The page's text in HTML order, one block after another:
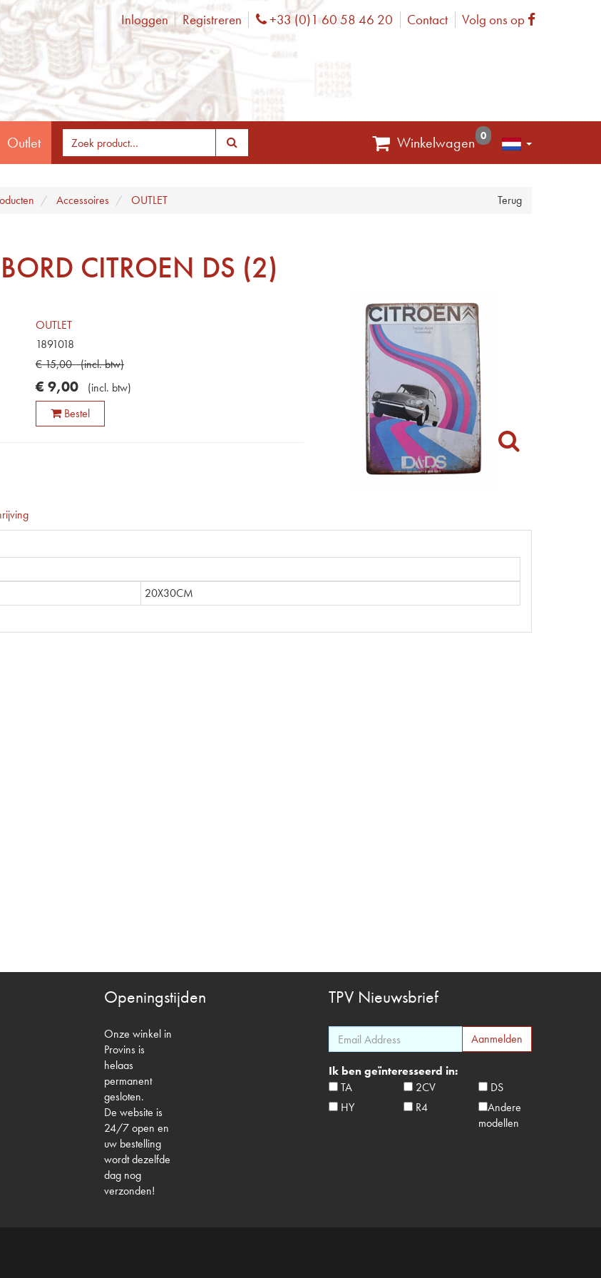
Inloggen Registreren Phone
+33 (0)1 60 58 46 20 Contact Volg ons op Facebook
Outlet Winkelwagen 0
Terug
Accessoires OUTLET
CITROEN DS (2)
OUTLET
1891018
€15,00 (incl. btw)
€ 9,00 (incl. btw)
Bestel
20X30CM
Openingstijden
Onze winkel in
Provins is
helaas
permanent
gesloten.
De website is
24/7 open en
uw bestelling
wordt dezelfde
dag nog
verzonden!
TPV Nieuwsbrief
Ik ben geïnteresseerd in:
TA
2CV
DS
HY
R4
Andere
modellen